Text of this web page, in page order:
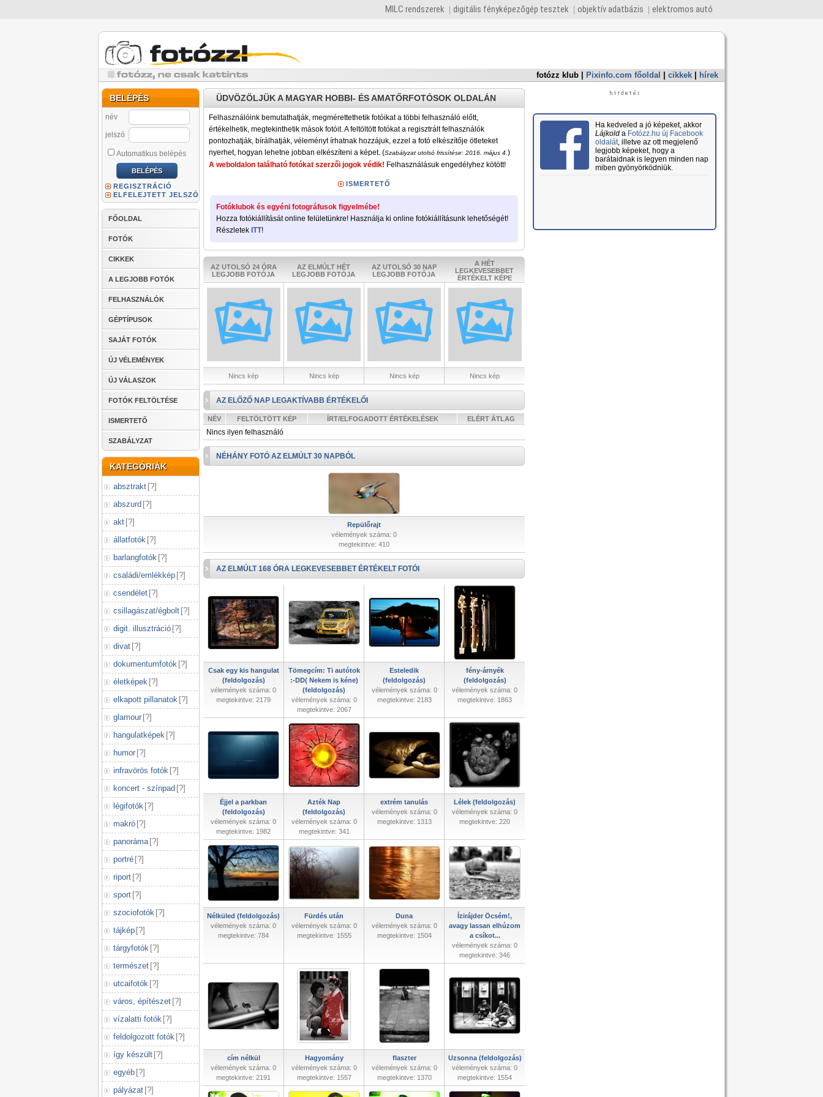
MILC rendszerek digitális fényképezőgép tesztek objektív adatbázis elektromos autó
fotózz klub Pixinfo.com főoldal cikkek hírek
BELÉPÉS
név
jelszó
Automatikus belépés
REGISZTRÁCIÓ
ELFELEJTETT JELSZÓ
FŐOLDAL
FOTÓK
CIKKEK
A LEGJOBB FOTÓK
FELHASZNÁLÓK
GÉPTÍPUSOK
SAJÁT FOTÓK
ÚJ VÉLEMÉNYEK
ÚJ VÁLASZOK
FOTÓK FELTÖLTÉSE
ISMERTETŐ
SZABÁLYZAT
KATEGÓRIÁK
absztrakt [?]
abszurd [?]
akt [?]
állatfotók [?]
barlangfotók [?]
családi/emlékkép [?]
csendélet [?]
csillagászat/égbolt [?]
digit. illusztráció [?]
divat [?]
dokumentumfotók [?]
életképek [?]
elkapott pillanatok [?]
glamour [?]
hangulatképek [?]
humor [?]
infravörös fotók [?]
koncert - színpad [?]
légifotók [?]
makró [?]
panoráma [?]
portré [?]
riport [?]
sport [?]
szociofotók [?]
tájkép [?]
tárgyfotók [?]
természet [?]
utcaifotók [?]
város, építészet [?]
vízalatti fotók [?]
feldolgozott fotók [?]
így készült [?]
egyéb [?]
pályázat [?]
ÜDVÖZÖLJÜK A MAGYAR HOBBI- ÉS AMATŐRFOTÓSOK OLDALÁN
Felhasználóink bemutathatják, megmérettethetik fotóikat a többi felhasználó előtt,
értékelhetik, megtekinthetik mások fotóit. A feltöltött fotókat a regisztrált felhasználók
pontozhatják, bírálhatják, véleményt írhatnak hozzájuk, ezzel a fotó elkészítője ötleteket
nyerhet, hogyan lehetne jobban elkészíteni a képet. (Szabályzat utolsó frissítése: 2016. május 4. )
A weboldalon található fotókat szerzői jogok védik! Felhasználásuk engedélyhez kötött!
ISMERTETŐ
Fotóklubok és egyéni fotográfusok figyelmébe!
Hozza fotókiállítását online felületünkre! Használja ki online fotókiállításunk lehetőségét!
Részletek ITT!
AZ UTOLSÓ 24 ÓRA
LEGJOBB FOTÓJA
AZ ELMÚLT HÉT
LEGJOBB FOTÓJA
AZ UTOLSÓ 30 NAP
LEGJOBB FOTÓJA
A HÉT
LEGKEVESEBBET
ÉRTÉKELT KÉPE
Nincs kép Nincs kép Nincs kép Nincs kép
AZ ELŐZŐ NAP LEGAKTÍVABB ÉRTÉKELŐI
NÉV FELTÖLTÖTT KÉP ÍRT/ELFOGADOTT ÉRTÉKELÉSEK ELÉRT ÁTLAG
Nincs ilyen felhasználó
NÉHÁNY FOTÓ AZ ELMÚLT 30 NAPBÓL
Repülőrajt
vélemények száma: 0
megtekintve: 410
AZ ELMÚLT 168 ÓRA LEGKEVESEBBET ÉRTÉKELT FOTÓI
Csak egy kis hangulat
(feldolgozás)
vélemények száma: 0
megtekintve: 2179
Tömegcím: Ti autótok
:-DD( Nekem is kéne)
(feldolgozás)
vélemények száma: 0
megtekintve: 2067
Esteledik
(feldolgozás)
vélemények száma: 0
megtekintve: 2183
fény-árnyék
(feldolgozás)
vélemények száma: 0
megtekintve: 1863
Éjjel a parkban
(feldolgozás)
vélemények száma: 0
megtekintve: 1982
Azték Nap
(feldolgozás)
vélemények száma: 0
megtekintve: 341
extrém tanulás
vélemények száma: 0
megtekintve: 1313
Lélek (feldolgozás)
vélemények száma: 0
megtekintve: 220
Nélküled (feldolgozás)
vélemények száma: 0
megtekintve: 784
Fürdés után
vélemények száma: 0
megtekintve: 1555
Duna
vélemények száma: 0
megtekintve: 1504
Ízirájder Öcsém!,
avagy lassan elhúzom
a csíkot...
vélemények száma: 0
megtekintve: 346
cím nélkül
vélemények száma: 0
megtekintve: 2191
Hagyomány
vélemények száma: 0
megtekintve: 1557
flaszter
vélemények száma: 0
megtekintve: 1370
Uzsonna (feldolgozás)
vélemények száma: 0
megtekintve: 1554
Ha kedveled a jó képeket, akkor
Lájkolda Fotózz.hu új Facebook
oldalát, illetve az ott megjelenő
legjobb képeket, hogy a
barátaidnak is legyen minden nap
miben gyönyörködniük.